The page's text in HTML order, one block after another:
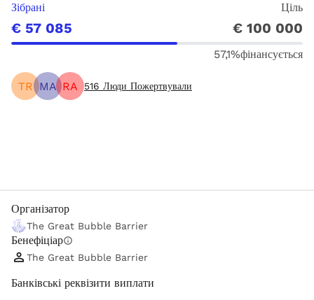
Зібрані Ціль
€ 57 085 € 100 000
57,1%фінансується
TR MA RA 516 Люди Пожертвували
Організатор
The Great Bubble Barrier
Бенефіціарinfo
The Great Bubble Barrier
Банківські реквізити виплати